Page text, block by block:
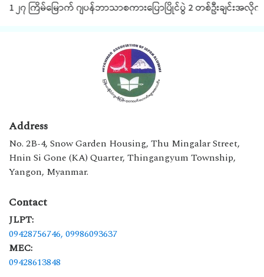
၂၇ ကြိမ်မြောက် ဂျပန်ဘာသာစကားပြောပြိုင်ပွဲ 2 တစ်ဦးချင်းအလိုက်
Address
No. 2B-4, Snow Garden Housing, Thu Mingalar Street,
Hnin Si Gone (KA) Quarter, Thingangyum Township,
Yangon, Myanmar.
Contact
JLPT:
09428756746, 09986093637
MEC:
09428613848